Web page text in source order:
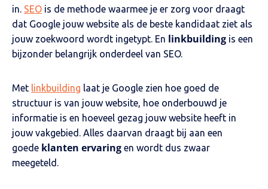
in. SEO is de methode waarmee je er zorg voor draagt
dat Google jouw website als de beste kandidaat ziet als
jouw zoekwoord wordt ingetypt. En linkbuilding is een
bijzonder belangrijk onderdeel van SEO.
Met linkbuilding laat je Google zien hoe goed de
structuur is van jouw website, hoe onderbouwd je
informatie is en hoeveel gezag jouw website heeft in
jouw vakgebied. Alles daarvan draagt bij aan een
goede klanten ervaring en wordt dus zwaar
meegeteld.